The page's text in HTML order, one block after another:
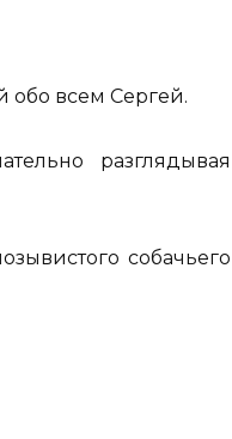
обо всем Сергей.
разглядывая
собачьего